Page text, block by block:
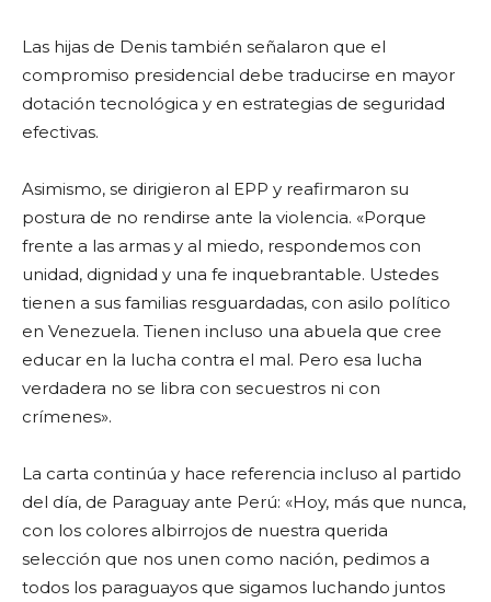
Las hijas de Denis también señalaron que el
compromiso presidencial debe traducirse en mayor
dotación tecnológica y en estrategias de seguridad
efectivas.
Asimismo, se dirigieron al EPP y reafirmaron su
postura de no rendirse ante la violencia. «Porque
frente a las armas y al miedo, respondemos con
unidad, dignidad y una fe inquebrantable. Ustedes
tienen a sus familias resguardadas, con asilo político
en Venezuela. Tienen incluso una abuela que cree
educar en la lucha contra el mal. Pero esa lucha
verdadera no se libra con secuestros ni con
crímenes».
La carta continúa y hace referencia incluso al partido
del día, de Paraguay ante Perú: «Hoy, más que nunca,
con los colores albirrojos de nuestra querida
selección que nos unen como nación, pedimos a
todos los paraguayos que sigamos luchando juntos